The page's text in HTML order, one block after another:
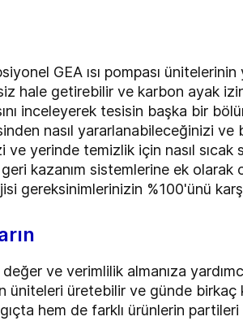
GEA ısı pompası
hale getirebilir ve karbon ayak
inceleyerek tesisin başka bir
nasıl yararlanabileceğinizi
ve yerinde temizlik için nasıl
kazanım sistemlerine ek olarak
%100'ünü
değer ve verimlilik almanıza
üretebilir ve günde birkaç
hem de farklı ürünlerin partileri